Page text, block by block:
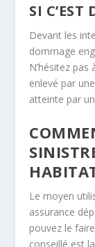
SI
Devant les
dommage
N’hésitez
enlevé par
atteinte par
Le moyen
assurance
pouvez le
conseillé est